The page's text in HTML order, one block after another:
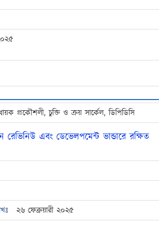
প্রকৌশলী, চুক্তি ও ক্রয় সার্কেল, ডিপিডিসি
এবং ডেভেলপমেন্ট ভান্ডারে রক্ষিত
২৬ ফেব্রুয়ারী ২০২৫